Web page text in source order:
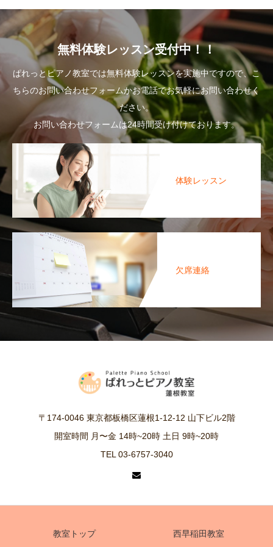
無料体験レッスン受付中！！
ぱれっとピアノ教室では無料体験レッスンを実施中ですので、こ
ちらのお問い合わせフォームかお電話でお気軽にお問い合わせく
ださい。
お問い合わせフォームは24時間受け付けております。
体験レッスン
欠席連絡
〒174-0046 東京都板橋区蓮根1-12-12 山下ビル2階
開室時間 月〜金 14時~20時 土日 9時~20時
TEL 03-6757-3040
教室トップ 西早稲田教室